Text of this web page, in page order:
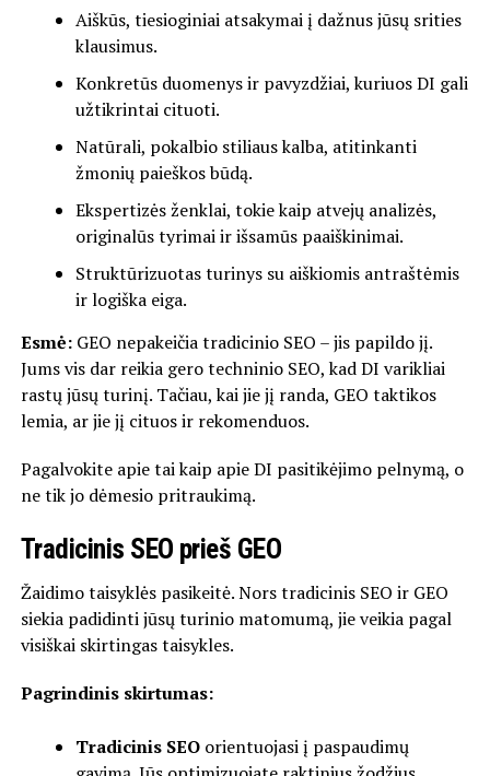
Aiškūs, tiesioginiai atsakymai į dažnus jūsų srities
klausimus.
Konkretūs duomenys ir pavyzdžiai, kuriuos DI gali
užtikrintai cituoti.
Natūrali, pokalbio stiliaus kalba, atitinkanti
žmonių paieškos būdą.
Ekspertizės ženklai, tokie kaip atvejų analizės,
originalūs tyrimai ir išsamūs paaiškinimai.
Struktūrizuotas turinys su aiškiomis antraštėmis
ir logiška eiga.
Esmė:GEO nepakeičia tradicinio SEO – jis papildo jį.
Jums vis dar reikia gero techninio SEO, kad DI varikliai
rastų jūsų turinį. Tačiau, kai jie jį randa, GEO taktikos
lemia, ar jie jį cituos ir rekomenduos.
Pagalvokite apie tai kaip apie DI pasitikėjimo pelnymą, o
ne tik jo dėmesio pritraukimą.
Tradicinis SEO prieš GEO
Žaidimo taisyklės pasikeitė. Nors tradicinis SEO ir GEO
siekia padidinti jūsų turinio matomumą, jie veikia pagal
visiškai skirtingas taisykles.
Pagrindinis skirtumas:
Tradicinis SEOorientuojasi į paspaudimų